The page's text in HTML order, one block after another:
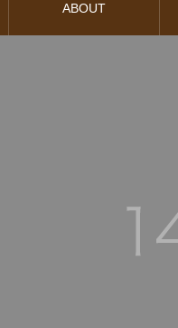
ABOUT